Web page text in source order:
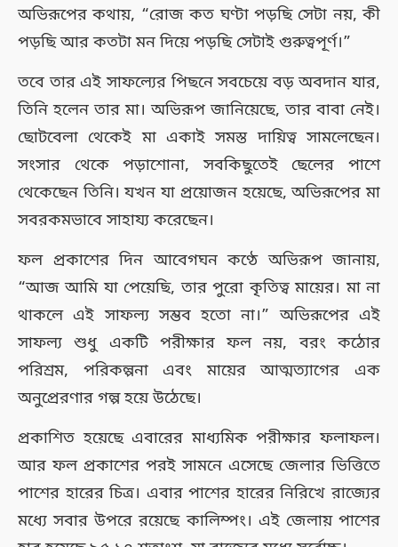
অভিরূপের কথায়, “রোজ কত ঘণ্টা পড়ছি সেটা নয়, কী
পড়ছি আর কতটা মন দিয়ে পড়ছি সেটাই গুরুত্বপূর্ণ।”
তবে তার এই সাফল্যের পিছনে সবচেয়ে বড় অবদান যার,
তিনি হলেন তার মা। অভিরূপ জানিয়েছে, তার বাবা নেই।
ছোটবেলা থেকেই মা একাই সমস্ত দায়িত্ব সামলেছেন।
সংসার থেকে পড়াশোনা, সবকিছুতেই ছেলের পাশে
থেকেছেন তিনি। যখন যা প্রয়োজন হয়েছে, অভিরূপের মা
সবরকমভাবে সাহায্য করেছেন।
ফল প্রকাশের দিন আবেগঘন কণ্ঠে অভিরূপ জানায়,
“আজ আমি যা পেয়েছি, তার পুরো কৃতিত্ব মায়ের। মা না
থাকলে এই সাফল্য সম্ভব হতো না।” অভিরূপের এই
সাফল্য শুধু একটি পরীক্ষার ফল নয়, বরং কঠোর
পরিশ্রম, পরিকল্পনা এবং মায়ের আত্মত্যাগের এক
অনুপ্রেরণার গল্প হয়ে উঠেছে।
প্রকাশিত হয়েছে এবারের মাধ্যমিক পরীক্ষার ফলাফল।
আর ফল প্রকাশের পরই সামনে এসেছে জেলার ভিত্তিতে
পাশের হারের চিত্র। এবার পাশের হারের নিরিখে রাজ্যের
মধ্যে সবার উপরে রয়েছে কালিম্পং। এই জেলায় পাশের